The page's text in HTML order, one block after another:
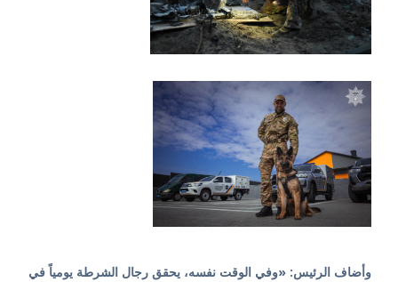
وأضاف الرئيس: «وفي الوقت نفسه، يحقق رجال الشرطة يومياً في